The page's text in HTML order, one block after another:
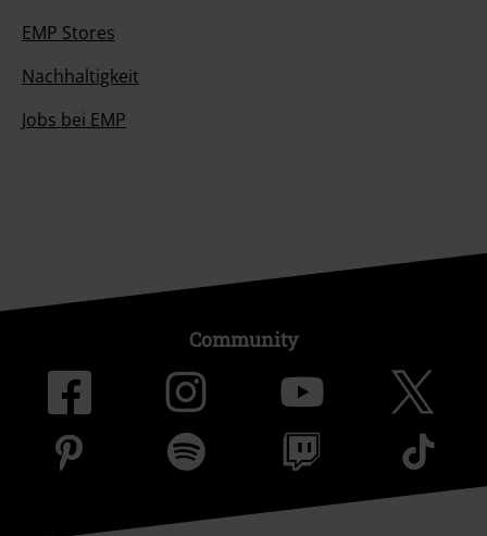
EMP Stores
Nachhaltigkeit
Jobs bei EMP
Community